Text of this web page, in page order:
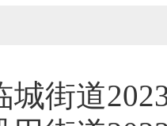
城街道